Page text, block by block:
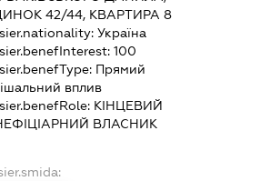
42/44, КВАРТИРА 8
Україна
100
Прямий
вплив
КІНЦЕВИЙ
ВЛАСНИК